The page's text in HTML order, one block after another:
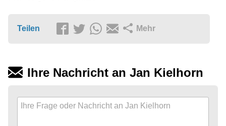
Teilen Mehr
Ihre Nachricht an Jan Kielhorn